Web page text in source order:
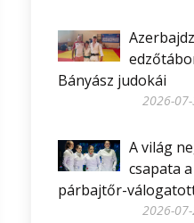
Bányász judokái
2026-07-
A világ
csapata
párbajtőr-
2026-